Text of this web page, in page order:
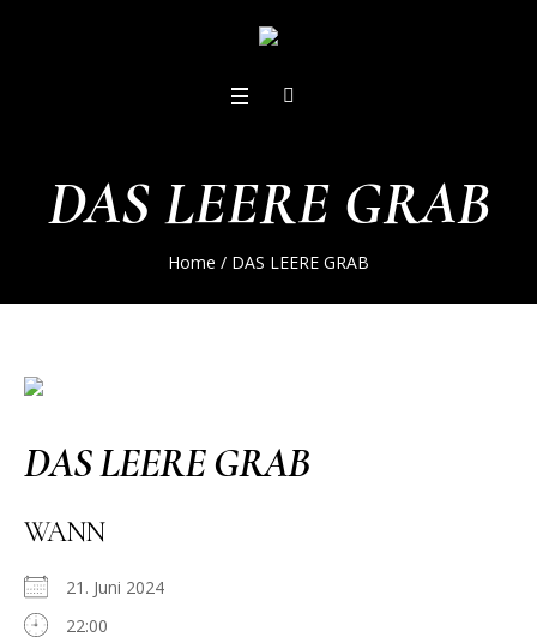
DAS LEERE GRAB
Home / DAS LEERE GRAB
DAS LEERE GRAB
WANN
21. Juni 2024
22:00